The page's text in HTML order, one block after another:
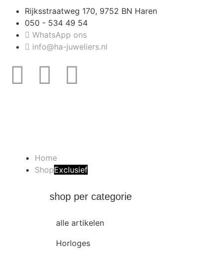
Rijksstraatweg 170, 9752 BN Haren
050 - 534 49 54
WhatsApp ons
info@ha-juweliers.nl
Home
ShopExclusief
shop per categorie
alle artikelen
Horloges